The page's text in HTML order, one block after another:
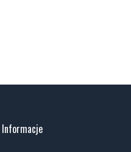
Informacje